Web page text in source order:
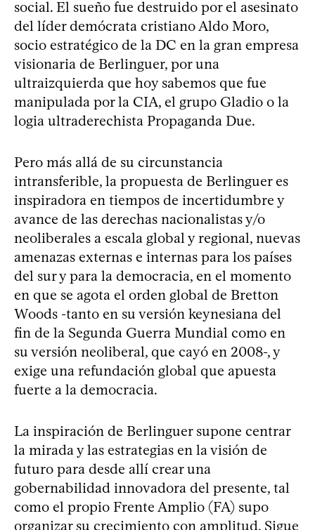
social. El sueño fue destruido por el asesinato
del líder demócrata cristiano Aldo Moro,
socio estratégico de la DC en la gran empresa
visionaria de Berlinguer, por una
ultraizquierda que hoy sabemos que fue
manipulada por la CIA, el grupo Gladio o la
logia ultraderechista Propaganda Due.
Pero más allá de su circunstancia
intransferible, la propuesta de Berlinguer es
inspiradora en tiempos de incertidumbre y
avance de las derechas nacionalistas y/o
neoliberales a escala global y regional, nuevas
amenazas externas e internas para los países
del sur y para la democracia, en el momento
en que se agota el orden global de Bretton
Woods -tanto en su versión keynesiana del
fin de la Segunda Guerra Mundial como en
su versión neoliberal, que cayó en 2008-, y
exige una refundación global que apuesta
fuerte a la democracia.
La inspiración de Berlinguer supone centrar
la mirada y las estrategias en la visión de
futuro para desde allí crear una
gobernabilidad innovadora del presente, tal
como el propio Frente Amplio (FA) supo
organizar su crecimiento con amplitud. Sigue